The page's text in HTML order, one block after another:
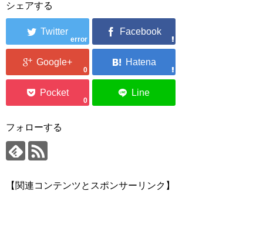
シェアする
error
0
0
フォローする
【関連コンテンツとスポンサーリンク】